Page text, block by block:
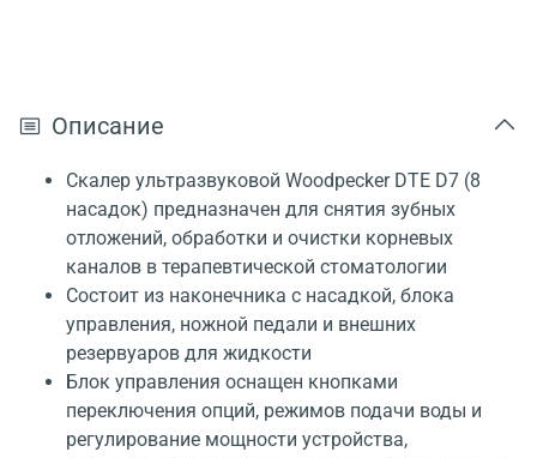
Описание
Скалер ультразвуковой Woodpecker DTE D7 (8
насадок) предназначен для снятия зубных
отложений, обработки и очистки корневых
каналов в терапевтической стоматологии
Состоит из наконечника с насадкой, блока
управления, ножной педали и внешних
резервуаров для жидкости
Блок управления оснащен кнопками
переключения опций, режимов подачи воды и
регулирование мощности устройства,